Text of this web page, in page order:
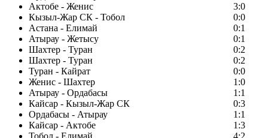
Актобе - Женис
3:0
Кызыл-Жар СК - Тобол
0:0
Астана - Елимай
0:1
Атырау - Жетысу
0:1
Шахтер - Туран
0:2
Шахтер - Туран
0:2
Туран - Кайрат
0:0
Женис - Шахтер
1:0
Атырау - Ордабасы
1:1
Кайсар - Кызыл-Жар СК
0:3
Ордабасы - Атырау
1:1
Кайсар - Актобе
1:3